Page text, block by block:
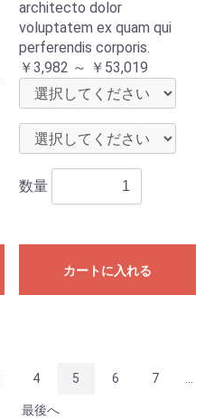
architecto dolor
voluptatem ex quam qui
perferendis corporis.
￥3,982 ～ ￥53,019
数量
カートに入れる
4 5 6 7
最後へ